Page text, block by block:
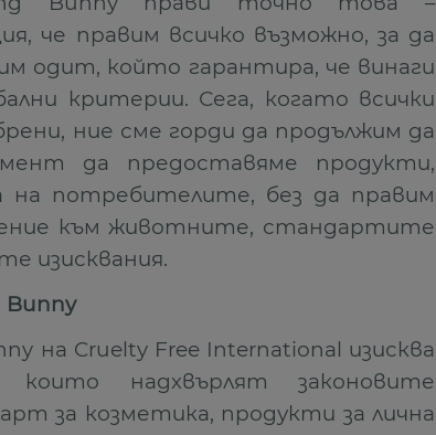
че правим всичко възможно, за да
одит, който гарантира, че винаги
критерии. Сега, когато всички
ние сме горди да продължим да
да предоставяме продукти,
на потребителите, без да правим
към животните, стандартите
изисквания.
Bunny
на Cruelty Free International изисква
надхвърлят законовите
за козметика, продукти за лична